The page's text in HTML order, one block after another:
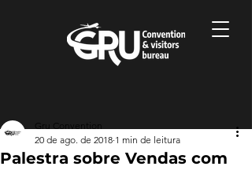
Palestra sobre Vendas com
Gru Convention
20 de ago. de 2018 1 min de leitura